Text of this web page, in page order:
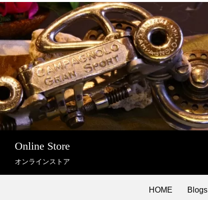
Online Store
オンラインストア
HOME Blogs